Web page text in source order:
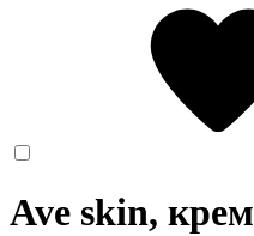
Ave skin,